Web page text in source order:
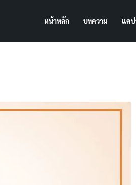
หน้าหลัก บทความ แค